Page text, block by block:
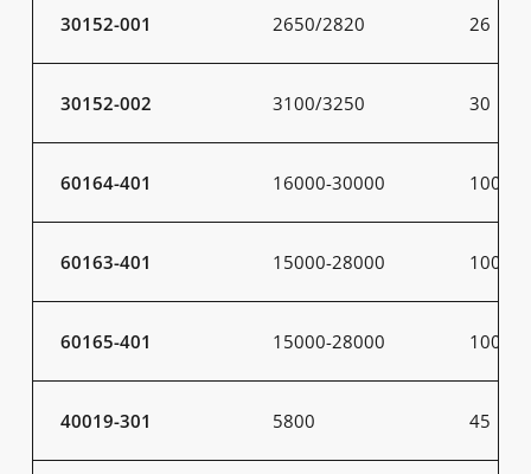
30152-001 2650/2820 26
30152-002 3100/3250 30
60164-401 16000-30000 100-
60163-401 15000-28000 100-
60165-401 15000-28000 100-
40019-301 5800 45